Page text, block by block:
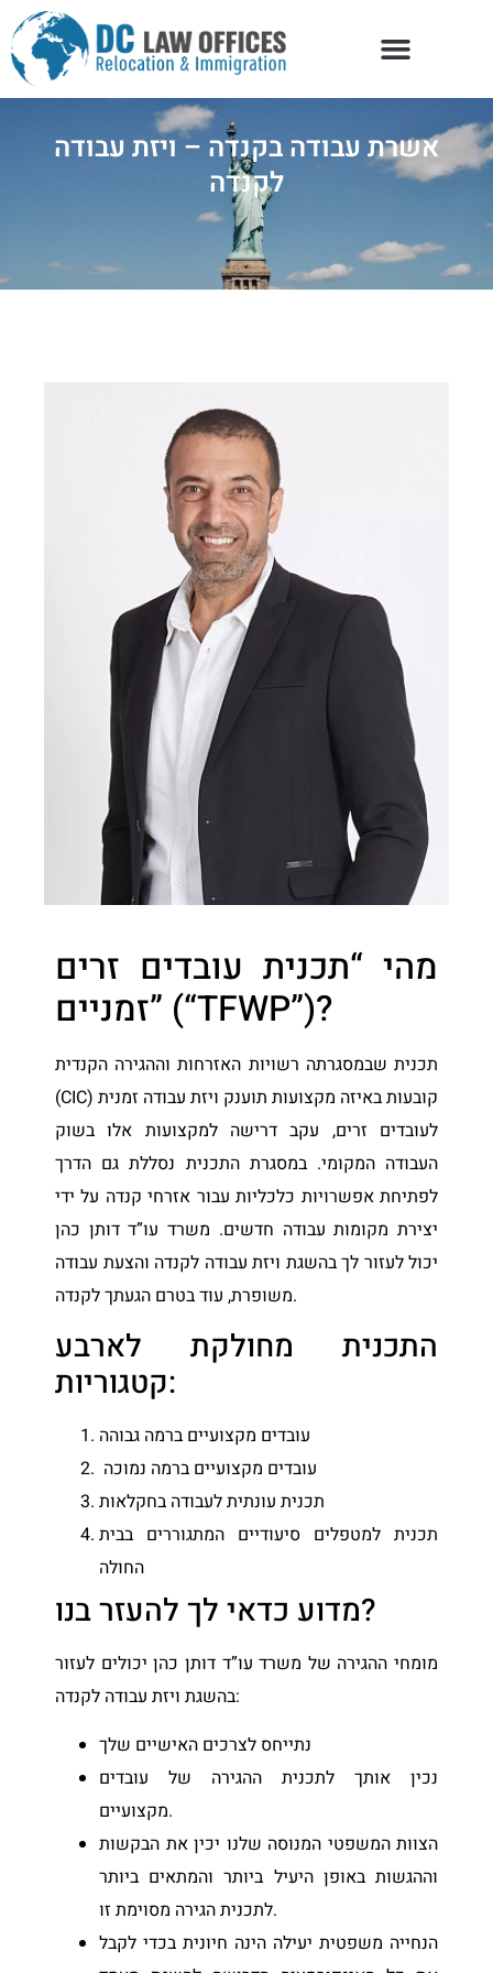
אשרת עבודה בקנדה – ויזת עבודה
לקנדה
מהי “תכנית עובדים זרים
זמניים” (“TFWP”)?
תכנית שבמסגרתה רשויות האזרחות וההגירה הקנדית
(CIC) קובעות באיזה מקצועות תוענק ויזת עבודה זמנית
לעובדים זרים, עקב דרישה למקצועות אלו בשוק
העבודה המקומי. במסגרת התכנית נסללת גם הדרך
לפתיחת אפשרויות כלכליות עבור אזרחי קנדה על ידי
יצירת מקומות עבודה חדשים. משרד עו”ד דותן כהן
יכול לעזור לך בהשגת ויזת עבודה לקנדה והצעת עבודה
משופרת, עוד בטרם הגעתך לקנדה.
התכנית מחולקת לארבע
קטגוריות:
עובדים מקצועיים ברמה גבוהה
עובדים מקצועיים ברמה נמוכה
תכנית עונתית לעבודה בחקלאות
תכנית למטפלים סיעודיים המתגוררים בבית
החולה
מדוע כדאי לך להעזר בנו?
מומחי ההגירה של משרד עו”ד דותן כהן יכולים לעזור
בהשגת ויזת עבודה לקנדה:
נתייחס לצרכים האישיים שלך
נכין אותך לתכנית ההגירה של עובדים
מקצועיים.
הצוות המשפטי המנוסה שלנו יכין את הבקשות
וההגשות באופן היעיל ביותר והמתאים ביותר
לתכנית הגירה מסוימת זו.
הנחייה משפטית יעילה הינה חיונית בכדי לקבל